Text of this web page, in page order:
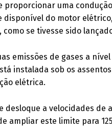
proporcionar uma
do motor
se tivesse sido
emissões de gases a
instalada sob os
elétrica.
desloque a velocidades
ampliar este limite para